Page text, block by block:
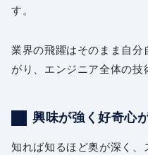
す。
業界の飛躍はそのまま自
がり、エンジニア全体の技
興味が強く好奇心
知れば知るほど奥が深く